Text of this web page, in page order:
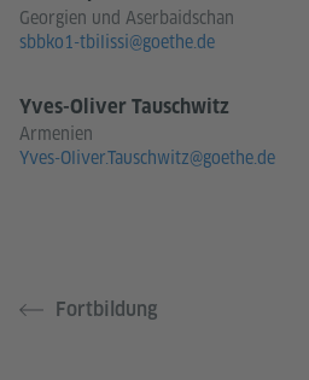
Georgien und Aserbaidschan
sbbko1-tbilissi@goethe.de
Yves-Oliver Tauschwitz
Armenien
Yves-Oliver.Tauschwitz@goethe.de
Fortbildung